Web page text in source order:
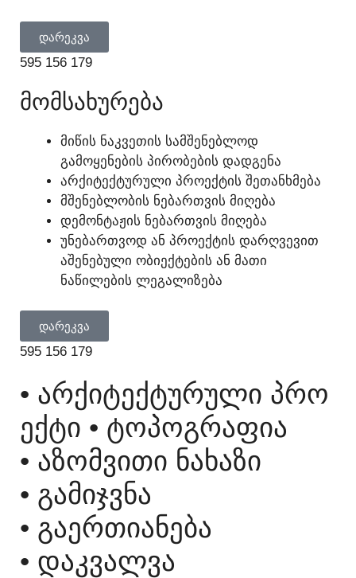
ᲓᲐᲠᲔᲙᲕᲐ
595 156 179
ᲛᲝᲛᲡᲐᲮᲣᲠᲔᲑᲐ
ᲛᲘᲬᲘᲡ ᲜᲐᲙᲕᲔᲗᲘᲡ ᲡᲐᲛᲨᲔᲜᲔᲑᲚᲝᲓ
ᲒᲐᲛᲝᲧᲔᲜᲔᲑᲘᲡ ᲞᲘᲠᲝᲑᲔᲑᲘᲡ ᲓᲐᲓᲒᲔᲜᲐ
ᲐᲠᲥᲘᲢᲔᲥᲢᲣᲠᲣᲚᲘ ᲞᲠᲝᲔᲥᲢᲘᲡ ᲨᲔᲗᲐᲜᲮᲛᲔᲑᲐ
ᲛᲨᲔᲜᲔᲑᲚᲝᲑᲘᲡ ᲜᲔᲑᲐᲠᲗᲕᲘᲡ ᲛᲘᲦᲔᲑᲐ
ᲓᲔᲛᲝᲜᲢᲐᲟᲘᲡ ᲜᲔᲑᲐᲠᲗᲕᲘᲡ ᲛᲘᲦᲔᲑᲐ
ᲣᲜᲔᲑᲐᲠᲗᲕᲝᲓ ᲐᲜ ᲞᲠᲝᲔᲥᲢᲘᲡ ᲓᲐᲠᲦᲕᲔᲕᲘᲗ
ᲐᲨᲔᲜᲔᲑᲣᲚᲘ ᲝᲑᲘᲔᲥᲢᲔᲑᲘᲡ ᲐᲜ ᲛᲐᲗᲘ
ᲜᲐᲬᲘᲚᲔᲑᲘᲡ ᲚᲔᲒᲐᲚᲘᲖᲔᲑᲐ
ᲓᲐᲠᲔᲙᲕᲐ
595 156 179
• ᲐᲠᲥᲘᲢᲔᲥᲢᲣᲠᲣᲚᲘ ᲞᲠᲝ
ᲔᲥᲢᲘ • ᲢᲝᲞᲝᲒᲠᲐᲤᲘᲐ
• ᲐᲖᲝᲛᲕᲘᲗᲘ ᲜᲐᲮᲐᲖᲘ
• ᲒᲐᲛᲘᲯᲕᲜᲐ
• ᲒᲐᲔᲠᲗᲘᲐᲜᲔᲑᲐ
• ᲓᲐᲙᲕᲐᲚᲕᲐ